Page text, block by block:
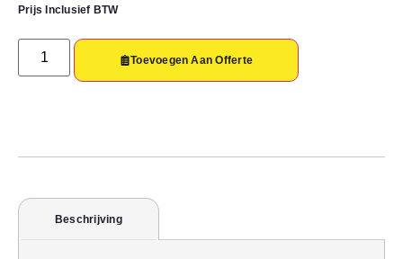
Prijs Inclusief BTW
Toevoegen Aan Offerte
Beschrijving